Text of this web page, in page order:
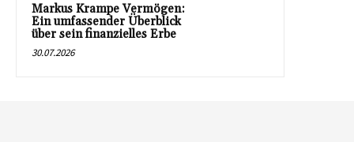
Markus Krampe Vermögen:
Ein umfassender Überblick
über sein finanzielles Erbe
30.07.2026